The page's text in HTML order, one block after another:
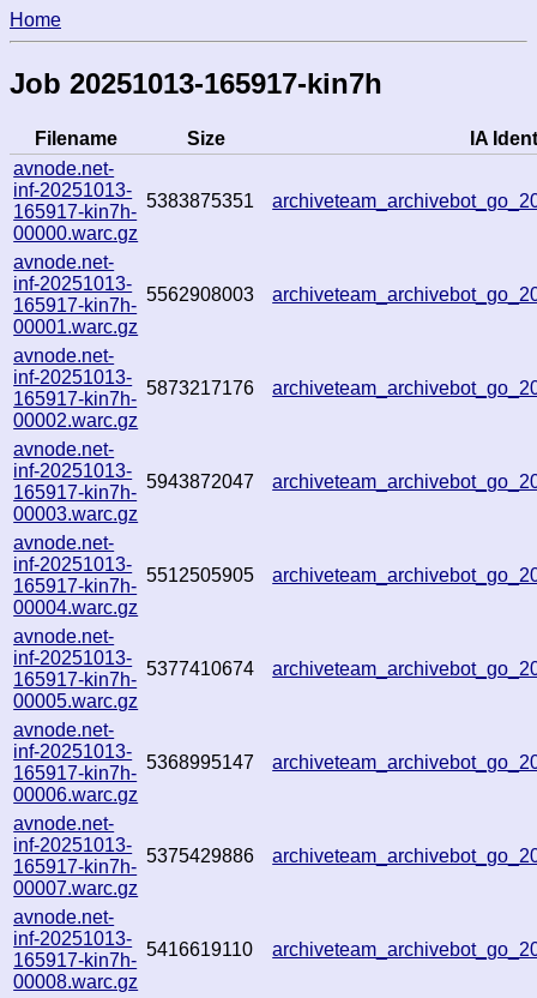
Home
Job 20251013-165917-kin7h
Filename Size
IA
avnode.net-
inf-20251013-
165917-kin7h-
00000.warc.gz
5383875351
avnode.net-
inf-20251013-
165917-kin7h-
00001.warc.gz
5562908003
avnode.net-
inf-20251013-
165917-kin7h-
00002.warc.gz
5873217176
avnode.net-
inf-20251013-
165917-kin7h-
00003.warc.gz
5943872047
avnode.net-
inf-20251013-
165917-kin7h-
00004.warc.gz
5512505905
avnode.net-
inf-20251013-
165917-kin7h-
00005.warc.gz
5377410674
avnode.net-
inf-20251013-
165917-kin7h-
00006.warc.gz
5368995147
avnode.net-
inf-20251013-
165917-kin7h-
00007.warc.gz
5375429886
avnode.net-
inf-20251013-
165917-kin7h-
00008.warc.gz
5416619110